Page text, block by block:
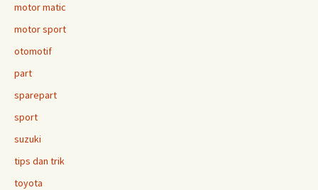
motor matic
motor sport
otomotif
part
sparepart
sport
suzuki
tips dan trik
toyota